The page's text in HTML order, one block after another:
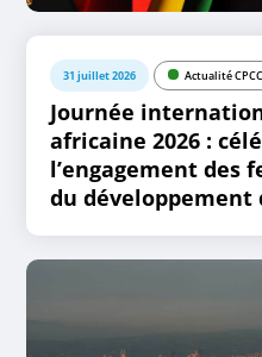
31 juillet 2026 Actualité
Journée
africaine 2026 :
l’engagement des
du